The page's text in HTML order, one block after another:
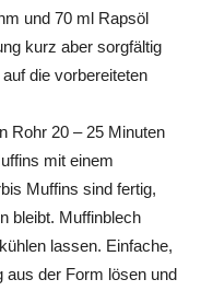
und 70 ml Rapsöl
kurz aber sorgfältig
die vorbereiteten
Rohr 20 – 25 Minuten
mit einem
Muffins sind fertig,
bleibt. Muffinblech
lassen. Einfache,
aus der Form lösen und